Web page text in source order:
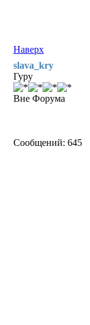
Наверх
slava_kry
Гуру
Вне Форума
Сообщений: 645